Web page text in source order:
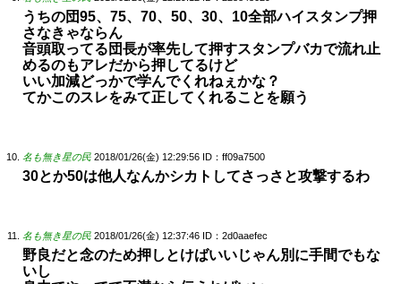
うちの団95、75、70、50、30、10全部ハイスタンプ押
さなきゃならん
音頭取ってる団長が率先して押すスタンプバカで流れ止
めるのもアレだから押してるけど
いい加減どっかで学んでくれねぇかな？
てかこのスレをみて正してくれることを願う
名も無き星の民 2018/01/26(金) 12:29:56 ID：ff09a7500
30とか50は他人なんかシカトしてさっさと攻撃するわ
名も無き星の民 2018/01/26(金) 12:37:46 ID：2d0aaefec
野良だと念のため押しとけばいいじゃん別に手間でもな
いし